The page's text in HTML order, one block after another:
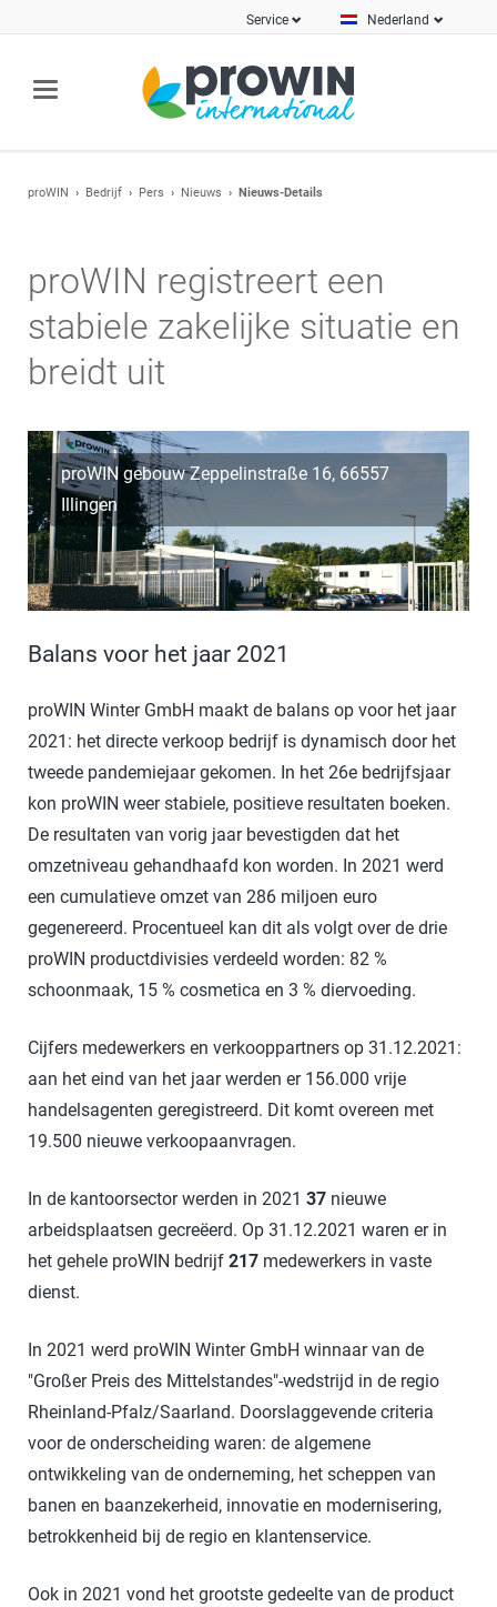
Nederland
Service
proWIN Bedrijf Pers Nieuws Nieuws-Details
proWIN registreert een
stabiele zakelijke situatie en
breidt uit
proWIN gebouw Zeppelinstraße 16, 66557
Illingen
Balans voor het jaar 2021
proWIN Winter GmbH maakt de balans op voor het jaar
2021: het directe verkoop bedrijf is dynamisch door het
tweede pandemiejaar gekomen. In het 26e bedrijfsjaar
kon proWIN weer stabiele, positieve resultaten boeken.
De resultaten van vorig jaar bevestigden dat het
omzetniveau gehandhaafd kon worden. In 2021 werd
een cumulatieve omzet van 286 miljoen euro
gegenereerd. Procentueel kan dit als volgt over de drie
proWIN productdivisies verdeeld worden: 82 %
schoonmaak, 15 % cosmetica en 3 % diervoeding.
Cijfers medewerkers en verkooppartners op 31.12.2021:
aan het eind van het jaar werden er 156.000 vrije
handelsagenten geregistreerd. Dit komt overeen met
19.500 nieuwe verkoopaanvragen.
In de kantoorsector werden in 2021 37nieuwe
arbeidsplaatsen gecreëerd. Op 31.12.2021 waren er in
het gehele proWIN bedrijf 217medewerkers in vaste
dienst.
In 2021 werd proWIN Winter GmbH winnaar van de
"Großer Preis des Mittelstandes"-wedstrijd in de regio
Rheinland-Pfalz/Saarland. Doorslaggevende criteria
voor de onderscheiding waren: de algemene
ontwikkeling van de onderneming, het scheppen van
banen en baanzekerheid, innovatie en modernisering,
betrokkenheid bij de regio en klantenservice.
Ook in 2021 vond het grootste gedeelte van de product